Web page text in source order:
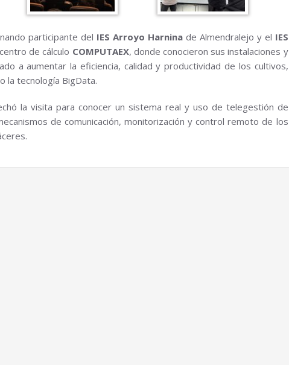
participante del IES Arroyo Harnina de Almendralejo y el IES
de cálculo COMPUTAEX, donde conocieron sus instalaciones y
a aumentar la eficiencia, calidad y productividad de los cultivos,
la tecnología BigData.
la visita para conocer un sistema real y uso de telegestión de
de comunicación, monitorización y control remoto de los